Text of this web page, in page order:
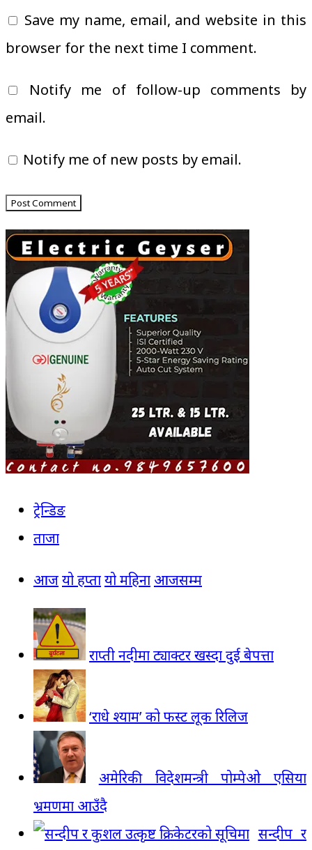
Save my name, email, and website in this
browser for the next time I comment.
Notify me of follow-up comments by
email.
Notify me of new posts by email.
ट्रेन्डिङ
ताजा
आजयो हप्तायो महिना आजसम्म
राप्ती नदीमा ट्याक्टर खस्दा दुई बेपत्ता
‘राधे श्याम’ को फस्ट लूक रिलिज
अमेरिकी विदेशमन्त्री पोम्पेओ एसिया
भ्रमणमा आउँदै
सन्दीप र